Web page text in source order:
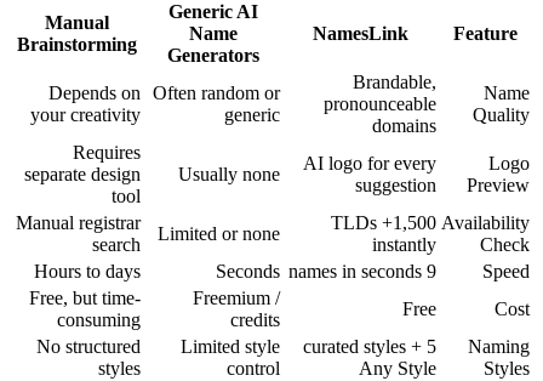
Feature
NamesLink
Generic AI
Name
Generators
Manual
Brainstorming
Name
Quality
Brandable,
pronounceable
domains
Often random or
generic
Depends on
your creativity
Logo
Preview
AI logo for every
suggestion
Usually none
Requires
separate design
tool
Availability
Check
1,500+ TLDs
instantly
Limited or none
Manual registrar
search
Speed
9 names in seconds
Seconds
Hours to days
Cost
Free
Freemium /
credits
Free, but time-
consuming
Naming
Styles
5 curated styles +
Any Style
Limited style
control
No structured
styles